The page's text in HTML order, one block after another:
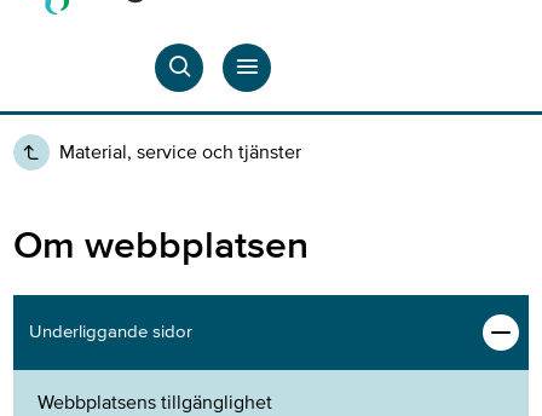
Material, service och tjänster
Om webbplatsen
Underliggande sidor
Webbplatsens tillgänglighet